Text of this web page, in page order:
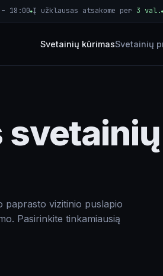
18:00●Į užklausas atsakome per 3 val. ●
Svetainių kūrimasSvetainių
svetainių
paprasto vizitinio puslapio
Pasirinkite tinkamiausią